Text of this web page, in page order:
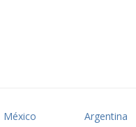
México Argentina